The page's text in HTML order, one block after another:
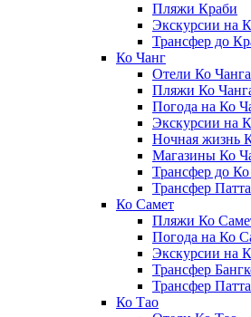
Пляжи Краби
Экскурсии на
Трансфер до
Ко Чанг
Отели Ко Чанга
Пляжи Ко
Погода на Ко
Экскурсии на
Ночная жизнь
Магазины Ко
Трансфер до Ко
Трансфер
Ко Самет
Пляжи Ко
Погода на Ко
Экскурсии на
Трансфер
Трансфер
Ко Тао